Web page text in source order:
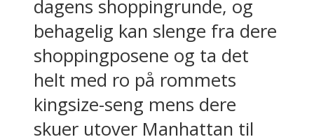
dagens shoppingrunde, og
behagelig kan slenge fra dere
shoppingposene og ta det
helt med ro på rommets
kingsize-seng mens dere
skuer utover Manhattan til